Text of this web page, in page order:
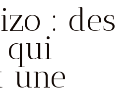
: des
qui
une